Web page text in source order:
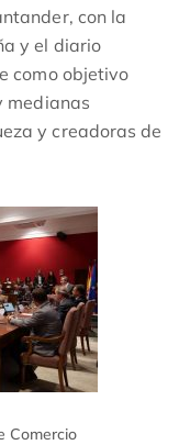
con la
y el diario
como objetivo
medianas
y creadoras de
Comercio